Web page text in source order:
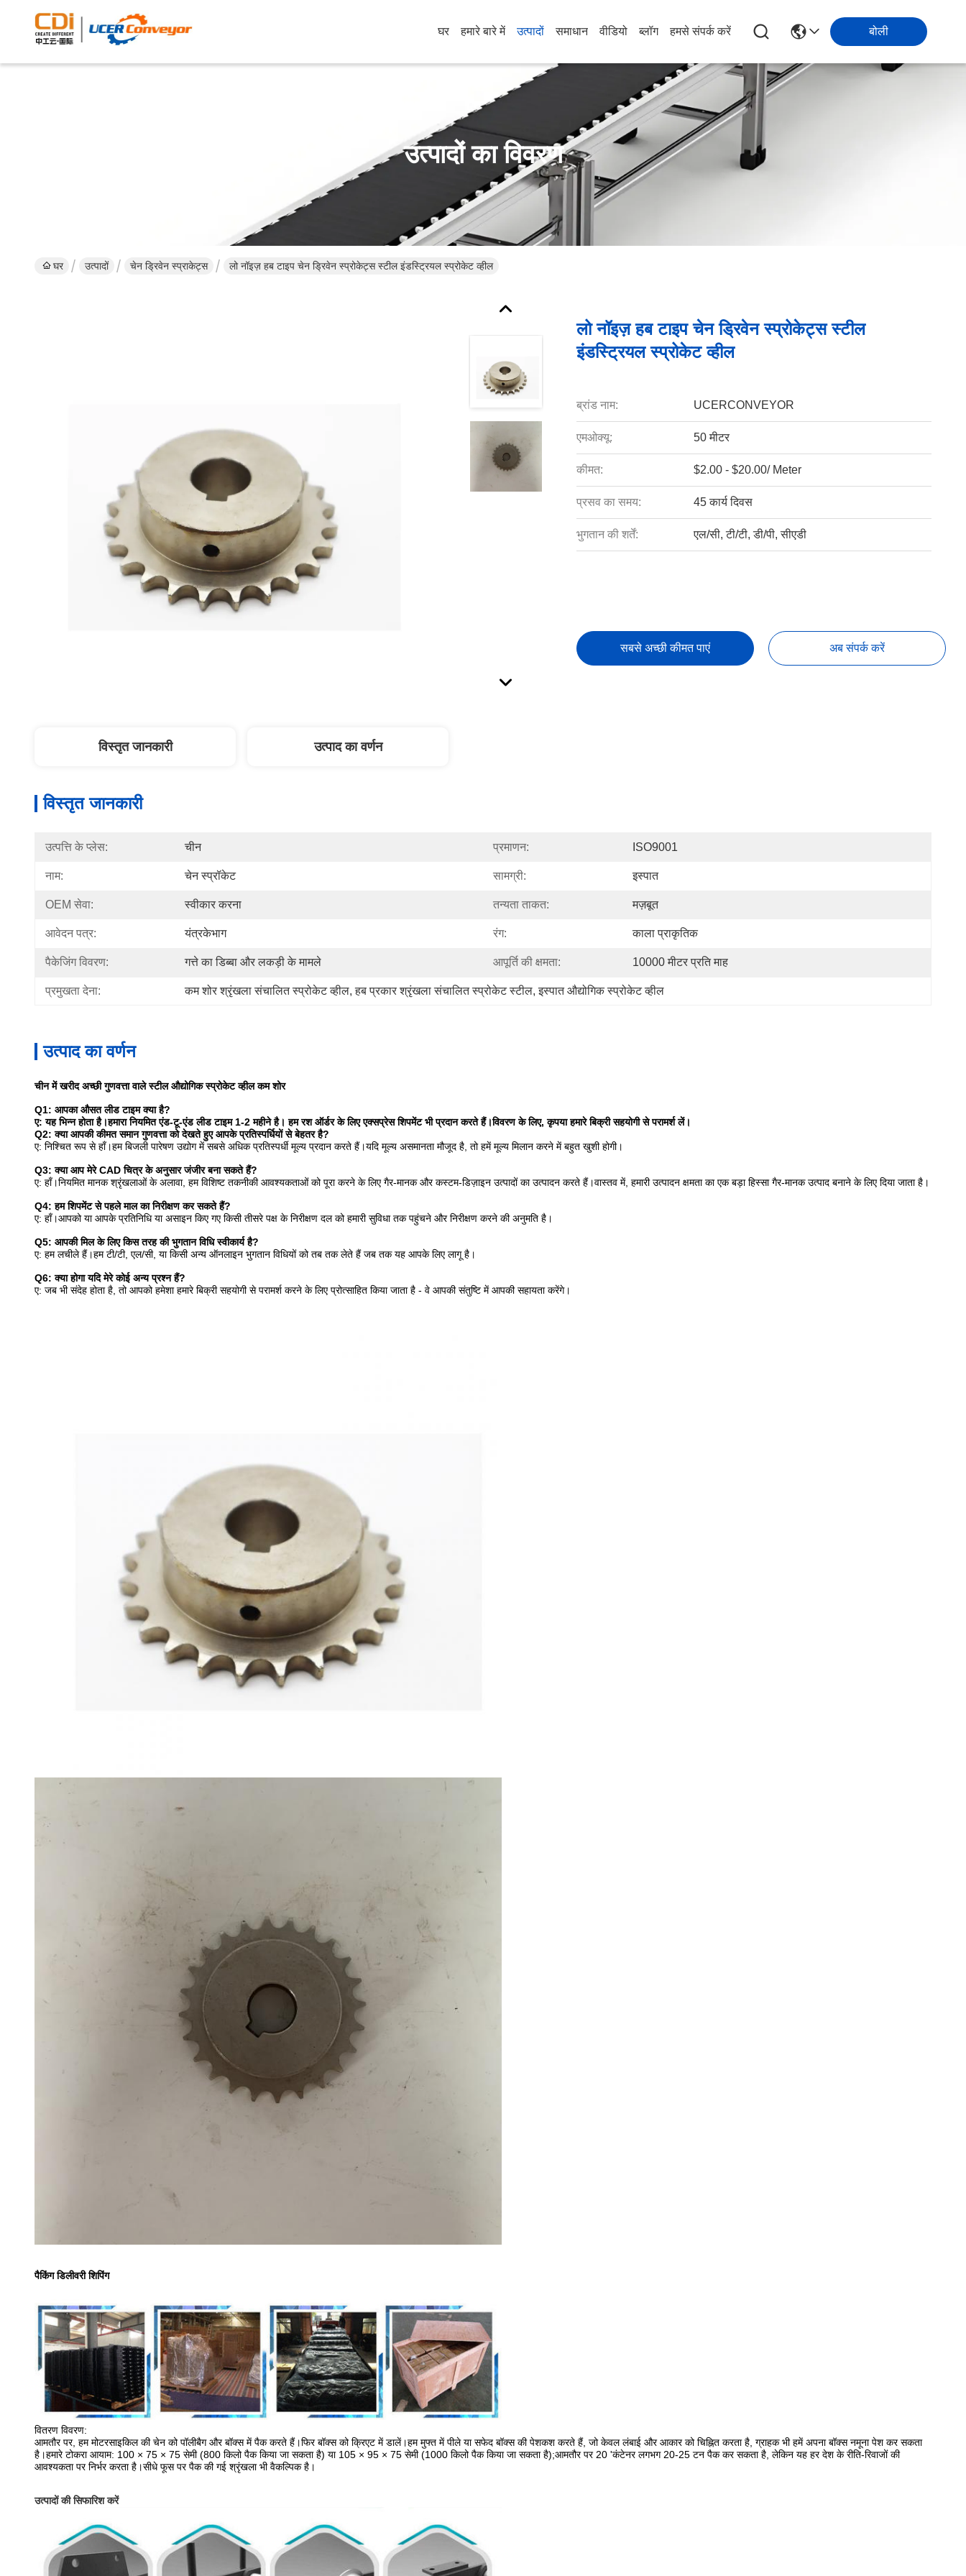
घर हमारे बारे में उत्पादों समाधान वीडियो ब्लॉग हमसे संपर्क करें बोली
उत्पादों का विवरण
घर उत्पादों चेन ड्रिवेन स्प्राकेट्स लो नॉइज़ हब टाइप चेन ड्रिवेन स्प्रोकेट्स स्टील इंडस्ट्रियल स्प्रोकेट व्हील
लो नॉइज़ हब टाइप चेन ड्रिवेन स्प्रोकेट्स स्टील
इंडस्ट्रियल स्प्रोकेट व्हील
ब्रांड नाम: UCERCONVEYOR
एमओक्यू: 50 मीटर
कीमत: $2.00 - $20.00/ Meter
प्रसव का समय: 45 कार्य दिवस
भुगतान की शर्तें: एल/सी, टी/टी, डी/पी, सीएडी
सबसे अच्छी कीमत पाएं अब संपर्क करें
विस्तृत जानकारी उत्पाद का वर्णन
विस्तृत जानकारी
उत्पत्ति के प्लेस: चीन प्रमाणन: ISO9001
नाम: चेन स्प्रॉकेट सामग्री: इस्पात
OEM सेवा: स्वीकार करना तन्यता ताकत: मज़बूत
आवेदन पत्र: यंत्रकेभाग रंग: काला प्राकृतिक
पैकेजिंग विवरण: गत्ते का डिब्बा और लकड़ी के मामले आपूर्ति की क्षमता: 10000 मीटर प्रति माह
प्रमुखता देना: कम शोर श्रृंखला संचालित स्प्रोकेट व्हील, हब प्रकार श्रृंखला संचालित स्प्रोकेट स्टील, इस्पात औद्योगिक स्प्रोकेट व्हील
उत्पाद का वर्णन
चीन में खरीद अच्छी गुणवत्ता वाले स्टील औद्योगिक स्प्रोकेट व्हील कम शोर
Q1: आपका औसत लीड टाइम क्या है?
ए: यह भिन्न होता है।हमारा नियमित एंड-टू-एंड लीड टाइम 1-2 महीने है। हम रश ऑर्डर के लिए एक्सप्रेस शिपमेंट भी प्रदान करते हैं।विवरण के लिए, कृपया हमारे बिक्री सहयोगी से परामर्श लें।
Q2: क्या आपकी कीमत समान गुणवत्ता को देखते हुए आपके प्रतिस्पर्धियों से बेहतर है?
ए: निश्चित रूप से हाँ।हम बिजली पारेषण उद्योग में सबसे अधिक प्रतिस्पर्धी मूल्य प्रदान करते हैं।यदि मूल्य असमानता मौजूद है, तो हमें मूल्य मिलान करने में बहुत खुशी होगी।
Q3: क्या आप मेरे CAD चित्र के अनुसार जंजीर बना सकते हैं?
ए: हाँ।नियमित मानक श्रृंखलाओं के अलावा, हम विशिष्ट तकनीकी आवश्यकताओं को पूरा करने के लिए गैर-मानक और कस्टम-डिज़ाइन उत्पादों का उत्पादन करते हैं।वास्तव में, हमारी उत्पादन क्षमता का एक बड़ा हिस्सा गैर-मानक उत्पाद बनाने के लिए दिया जाता है।
Q4: हम शिपमेंट से पहले माल का निरीक्षण कर सकते हैं?
ए: हाँ।आपको या आपके प्रतिनिधि या असाइन किए गए किसी तीसरे पक्ष के निरीक्षण दल को हमारी सुविधा तक पहुंचने और निरीक्षण करने की अनुमति है।
Q5: आपकी मिल के लिए किस तरह की भुगतान विधि स्वीकार्य है?
ए: हम लचीले हैं।हम टी/टी, एल/सी, या किसी अन्य ऑनलाइन भुगतान विधियों को तब तक लेते हैं जब तक यह आपके लिए लागू है।
Q6: क्या होगा यदि मेरे कोई अन्य प्रश्न हैं?
ए: जब भी संदेह होता है, तो आपको हमेशा हमारे बिक्री सहयोगी से परामर्श करने के लिए प्रोत्साहित किया जाता है - वे आपकी संतुष्टि में आपकी सहायता करेंगे।
पैकिंग डिलीवरी शिपिंग
वितरण विवरण:
आमतौर पर, हम मोटरसाइकिल की चेन को पॉलीबैग और बॉक्स में पैक करते हैं।फिर बॉक्स को क्रिएट में डालें।हम मुफ्त में पीले या सफेद बॉक्स की पेशकश करते हैं, जो केवल लंबाई और आकार को चिह्नित करता है, ग्राहक भी हमें अपना बॉक्स नमूना पेश कर सकता
है।हमारे टोकरा आयाम: 100 × 75 × 75 सेमी (800 किलो पैक किया जा सकता है) या 105 × 95 × 75 सेमी (1000 किलो पैक किया जा सकता है);आमतौर पर 20 'कंटेनर लगभग 20-25 टन पैक कर सकता है, लेकिन यह हर देश के रीति-रिवाजों की
आवश्यकता पर निर्भर करता है।सीधे फूस पर पैक की गई श्रृंखला भी वैकल्पिक है।
उत्पादों की सिफारिश करें